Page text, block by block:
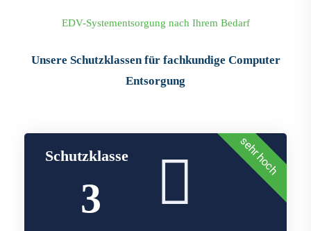
EDV-Systementsorgung nach Ihrem Bedarf
Unsere Schutzklassen für fachkundige Computer
Entsorgung
sehr hoch
Schutzklasse
3